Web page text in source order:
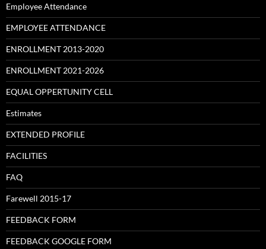
Employee Attendance
EMPLOYEE ATTENDANCE
ENROLLMENT 2013-2020
ENROLLMENT 2021-2026
EQUAL OPPERTUNITY CELL
Estimates
EXTENDED PROFILE
FACILITIES
FAQ
Farewell 2015-17
FEEDBACK FORM
FEEDBACK GOOGLE FORM